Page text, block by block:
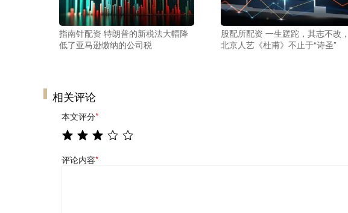
指南针配资 特朗普的新税法大幅降
低了亚马逊缴纳的公司税
股配所配资 一生蹉跎，其志不改，
北京人艺《杜甫》不止于“诗圣”
相关评论
本文评分*
评论内容*